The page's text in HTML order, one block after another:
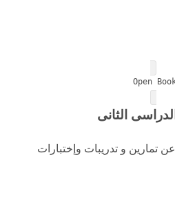
Open
الثانى
تمارين و تدريبات وإختبارات